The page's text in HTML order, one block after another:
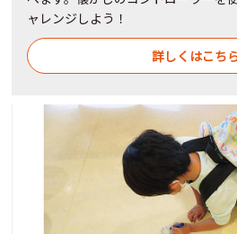
ャレンジしよう！
詳しくはこち